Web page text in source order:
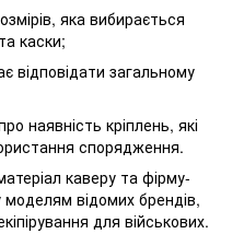
яка вибирається
каски;
загальному
наявність кріплень, які
спорядження.
каверу та фірму-
відомих брендів,
для військових.